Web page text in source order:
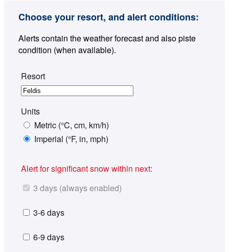
Choose your resort, and alert conditions:
Alerts contain the weather forecast and also piste
condition (when available).
Resort
Units
Metric (°C, cm, km/h)
Imperial (°F, in, mph)
Alert for significant snow within next:
3 days (always enabled)
3-6 days
6-9 days